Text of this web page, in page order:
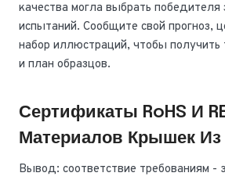
качества могла выбрать
испытаний. Сообщите свой прогноз,
набор иллюстраций, чтобы
и план образцов.
Сертификаты RoHS И
Материалов Крышек Из
Вывод: соответствие требованиям -